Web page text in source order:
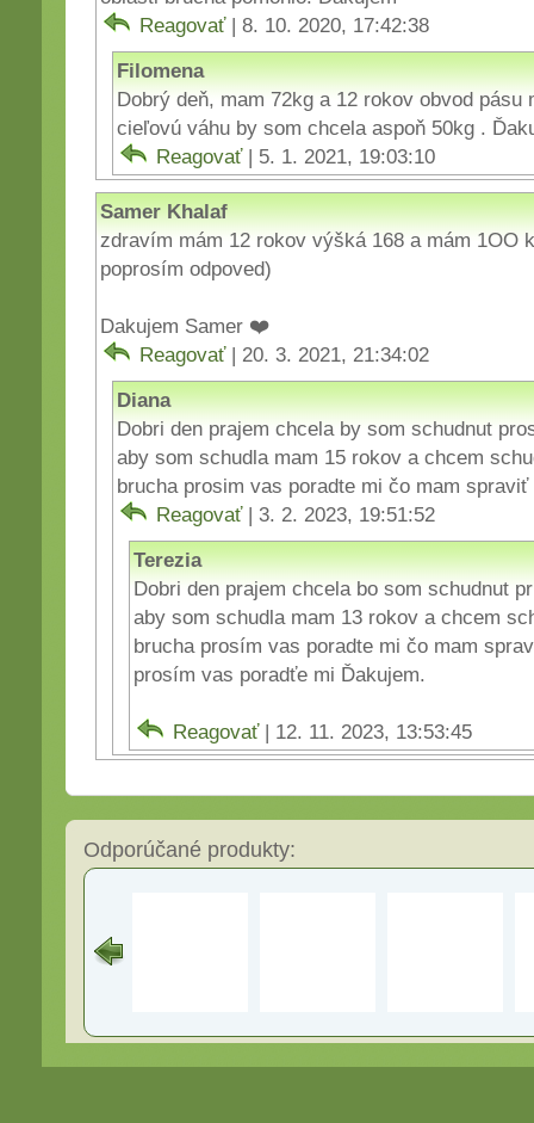
Reagovať | 8. 10. 2020, 17:42:38
Filomena
Dobrý deň, mam 72kg a 12 rokov obvod pásu
cieľovú váhu by som chcela aspoň 50kg .
Reagovať | 5. 1. 2021, 19:03:10
Samer Khalaf
zdravím mám 12 rokov výšká 168 a mám 1OO
poprosím odpoved)
Dakujem Samer ❤️
Reagovať | 20. 3. 2021, 21:34:02
Diana
Dobri den prajem chcela by som schudnut
aby som schudla mam 15 rokov a chcem
brucha prosim vas poradte mi čo mam
Reagovať | 3. 2. 2023, 19:51:52
Terezia
Dobri den prajem chcela bo som schudnut
aby som schudla mam 13 rokov a chcem
brucha prosím vas poradte mi čo mam
prosím vas poradťe mi Ďakujem.
Reagovať | 12. 11. 2023, 13:53:45
Odporúčané produkty: